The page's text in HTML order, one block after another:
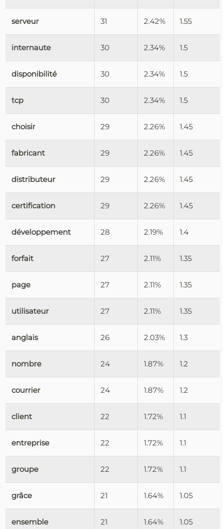
serveur 31 2.42% 1.55
internaute 30 2.34% 1.5
disponibilité 30 2.34% 1.5
tcp 30 2.34% 1.5
choisir 29 2.26% 1.45
fabricant 29 2.26% 1.45
distributeur 29 2.26% 1.45
certification 29 2.26% 1.45
développement 28 2.19% 1.4
forfait 27 2.11% 1.35
page 27 2.11% 1.35
utilisateur 27 2.11% 1.35
anglais 26 2.03% 1.3
nombre 24 1.87% 1.2
courrier 24 1.87% 1.2
client 22 1.72% 1.1
entreprise 22 1.72% 1.1
groupe 22 1.72% 1.1
grâce 21 1.64% 1.05
ensemble 21 1.64% 1.05